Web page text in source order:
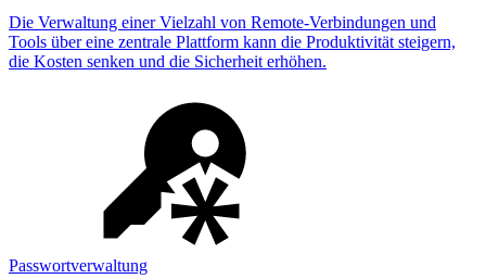
Die Verwaltung einer Vielzahl von Remote-Verbindungen und
Tools über eine zentrale Plattform kann die Produktivität steigern,
die Kosten senken und die Sicherheit erhöhen.
Passwortverwaltung